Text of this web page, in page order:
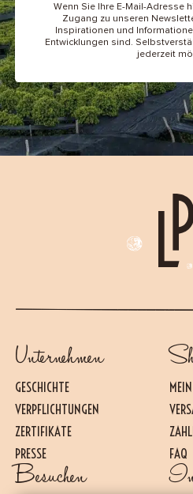
Wenn Sie Ihre E-Mail-Adresse
Zugang zu unseren
Inspirationen und
Entwicklungen sind.
jederzeit
Unternehmen
GESCHICHTE
VERPFLICHTUNGEN
ZERTIFIKATE
PRESSE
FAQ
Besuchen
Essential
DIESE COOKIES SIND FÜR DAS